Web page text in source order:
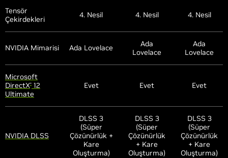
Tensör
Çekirdekleri
4. Nesil 4. Nesil 4. Nesil
NVIDIA Mimarisi Ada Lovelace
Ada
Lovelace
Ada
Lovelace
Microsoft
DirectX® 12
Ultimate
Evet Evet Evet
NVIDIA DLSS
DLSS 3
(Süper
Çözünürlük +
Kare
Oluşturma)
DLSS 3
(Süper
Çözünürlük
+ Kare
Oluşturma)
DLSS 3
(Süper
Çözünürlük
+ Kare
Oluşturma)